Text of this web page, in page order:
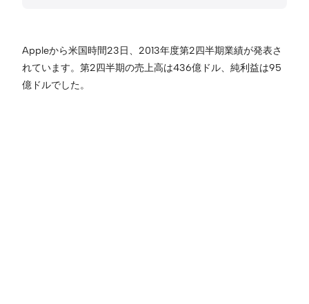
Appleから米国時間23日、2013年度第2四半期業績が発表さ
れています。第2四半期の売上高は436億ドル、純利益は95
億ドルでした。